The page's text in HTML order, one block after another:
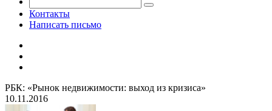
Контакты
Написать письмо
РБК: «Рынок недвижимости: выход из кризиса»
10.11.2016